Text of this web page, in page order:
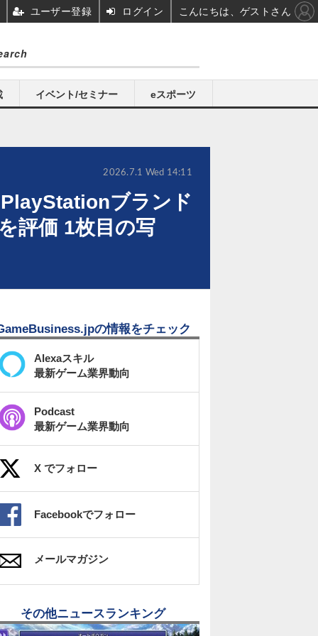
イベント/セミナー eスポーツ
ブランド
評価 1枚目の写
2026.7.1 Wed 14:11
の情報をチェック
Alexaスキル
最新ゲーム業界動向
Podcast
最新ゲーム業界動向
X でフォロー
Facebookでフォロー
メールマガジン
その他ニュースランキング
ユーザー登録 ログイン こんにちは、ゲストさん